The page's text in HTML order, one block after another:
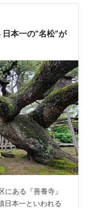
） 奥多摩エリアの
」を運営するのは
。JR青梅…
本一の”名松”が
にある『善養寺』
日本一といわれる